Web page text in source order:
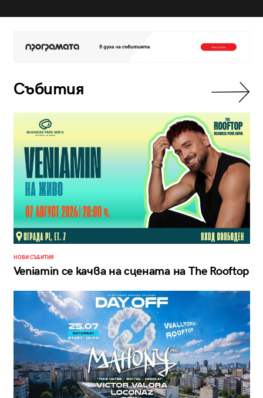
Събития
НОВИ СЪБИТИЯ
Veniamin се качва на сцената на The Rooftop